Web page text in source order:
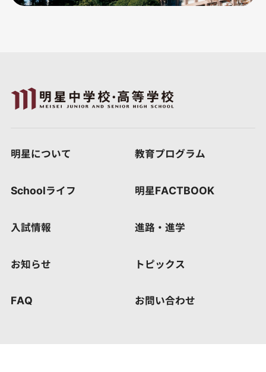
明星について 教育プログラム
Schoolライフ 明星FACTBOOK
入試情報 進路・進学
お知らせ トピックス
FAQ お問い合わせ